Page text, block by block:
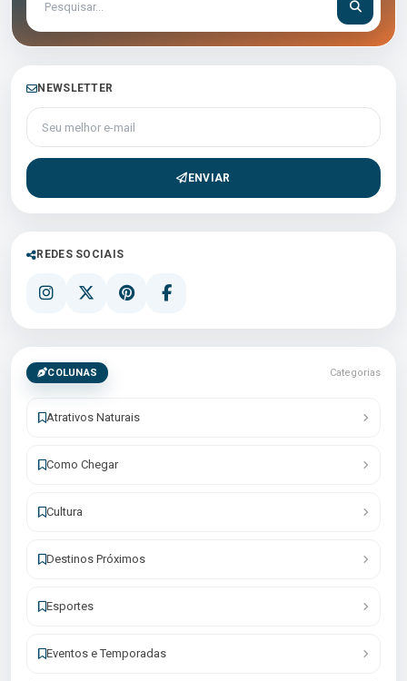
NEWSLETTER
Seu melhor e-mail
ENVIAR
REDES SOCIAIS
COLUNAS Categorias
Atrativos Naturais
Como Chegar
Cultura
Destinos Próximos
Esportes
Eventos e Temporadas